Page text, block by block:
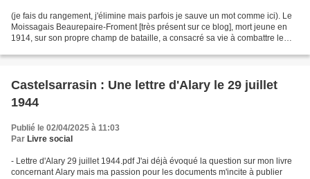
(je fais du rangement, j'élimine mais parfois je sauve un mot comme ici). Le
Moissagais Beaurepaire-Froment [très présent sur ce blog], mort jeune en
1914, sur son propre champ de bataille, a consacré sa vie à combattre le
Castelsarrasin : Une lettre d'Alary le 29 juillet
1944
Publié le 02/04/2025 à 11:03
Par Livre social
- Lettre d'Alary 29 juillet 1944.pdf J'ai déjà évoqué la question sur mon livre
concernant Alary mais ma passion pour les documents m'incite à publier